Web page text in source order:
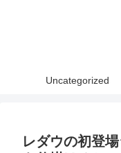
Uncategorized
レダウの初登